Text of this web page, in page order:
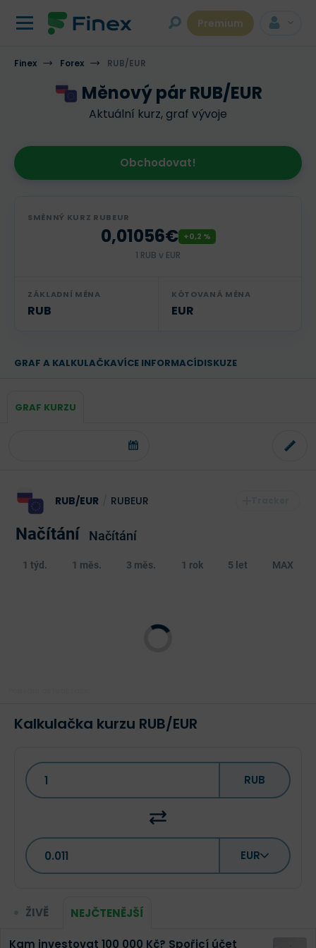
Premium
Finex Forex RUB/EUR
Měnový pár RUB/EUR
Aktuální kurz, graf vývoje
Obchodovat!
SMĚNNÝ KURZ RUBEUR
0,01056€ +0,2 %
1 RUB v EUR
ZÁKLADNÍ MĚNA
RUB
KÓTOVANÁ MĚNA
EUR
GRAF A KALKULAČKAVÍCE INFORMACÍDISKUZE
GRAF KURZU
RUB/EUR RUBEUR
Načítání Načítání
1 týd. 1 měs. 3 měs. 1 rok 5 let MAX
Kalkulačka kurzu RUB/EUR
RUB
EUR
ŽIVĚ NEJČTENĚJŠÍ
Kam investovat 100 000 Kč? Spořicí účet